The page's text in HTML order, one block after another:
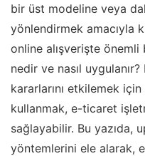
bir üst modeline veya
yönlendirmek amacıyla
online alışverişte
nedir ve nasıl uygulanır?
kararlarını etkilemek
kullanmak, e-ticaret
sağlayabilir. Bu yazıda,
yöntemlerini ele alarak,